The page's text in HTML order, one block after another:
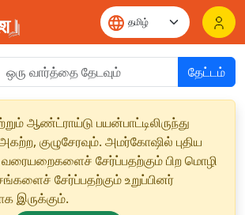
தேட்டம்
ஆண்ட்ராய்டு பயன்பாட்டிலிருந்து
குழுசேரவும். அமர்கோஷில் புதிய
சேர்ப்பதற்கும் பிற மொழி
சேர்ப்பதற்கும் உறுப்பினர்
இருக்கும்.